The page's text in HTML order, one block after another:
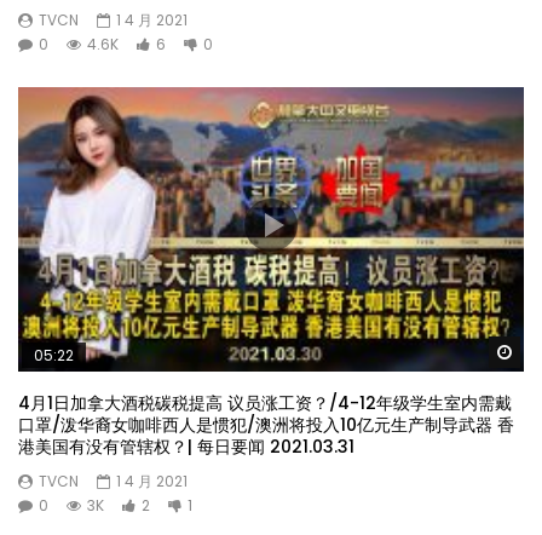
TVCN
1 4 月 2021
0
4.6K 6 0
05:22
4月1日加拿大酒税碳税提高 议员涨工资？/4-12年级学生室内需戴
口罩/泼华裔女咖啡西人是惯犯/澳洲将投入10亿元生产制导武器 香
港美国有没有管辖权？| 每日要闻 2021.03.31
TVCN
1 4 月 2021
0
3K 2 1